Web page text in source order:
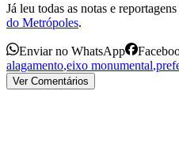
Já leu todas as notas e
do Metrópoles.
Enviar no WhatsApp
alagamento,eixo monumental,
Ver Comentários